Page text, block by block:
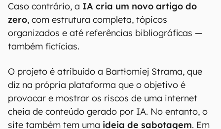
Caso contrário, a IA cria um novo artigo do
zero, com estrutura completa, tópicos
organizados e até referências bibliográficas —
também fictícias.
O projeto é atribuído a Bartłomiej Strama, que
diz na própria plataforma que o objetivo é
provocar e mostrar os riscos de uma internet
cheia de conteúdo gerado por IA. No entanto, o
site também tem uma ideia de sabotagem. Em